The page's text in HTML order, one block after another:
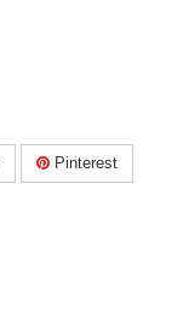
Pinterest